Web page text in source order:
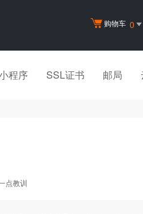
购物车 0
程序 SSL证书 邮局
点教训